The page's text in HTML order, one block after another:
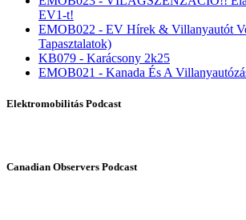
EV1-t!
EMOB022 - EV Hírek & Villanyautót
Tapasztalatok)
KB079 - Karácsony 2k25
EMOB021 - Kanada És A
Elektromobilitás Podcast
Canadian Observers Podcast